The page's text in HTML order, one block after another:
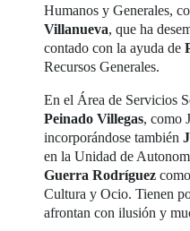
Humanos y Generales,
Villanueva, que ha
contado con la ayuda de
Recursos Generales.
En el Área de Servicios
Peinado Villegas, como
incorporándose también
en la Unidad de
Guerra Rodríguez
Cultura y Ocio. Tienen
afrontan con ilusión y